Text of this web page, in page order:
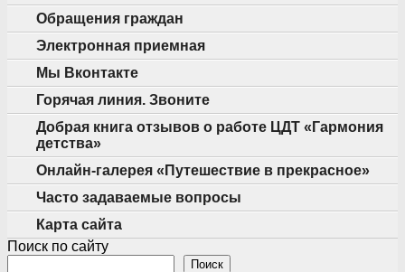
Обращения граждан
Электронная приемная
Мы Вконтакте
Горячая линия. Звоните
Добрая книга отзывов о работе ЦДТ «Гармония
детства»
Онлайн-галерея «Путешествие в прекрасное»
Часто задаваемые вопросы
Карта сайта
Поиск по сайту
Поиск